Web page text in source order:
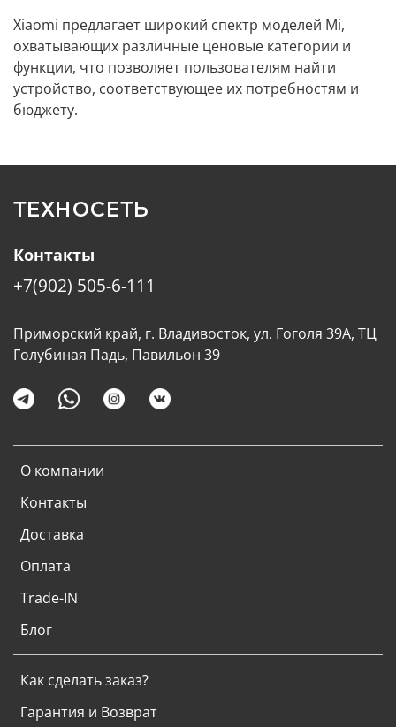
Xiaomi предлагает широкий спектр моделей Mi,
охватывающих различные ценовые категории и
функции, что позволяет пользователям найти
устройство, соответствующее их потребностям и
бюджету.
ТЕХНОСЕТЬ
О компании
Контакты
Доставка
Оплата
Trade-IN
Блог
Как сделать заказ?
Гарантия и Возврат
Контакты
+7(902) 505-6-111
Приморский край, г. Владивосток, ул. Гоголя 39А, ТЦ
Голубиная Падь, Павильон 39